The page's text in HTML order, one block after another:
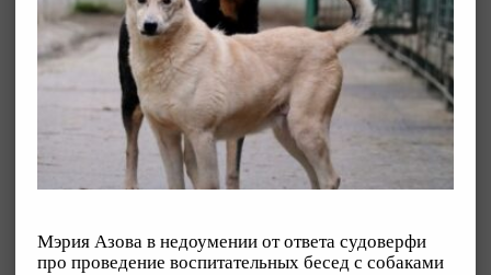
Мэрия Азова в недоумении от ответа судоверфи
про проведение воспитательных бесед с собаками